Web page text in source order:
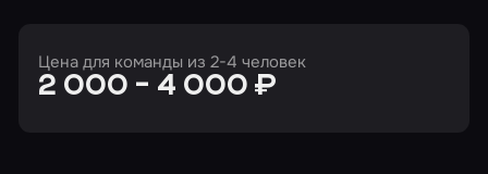
Цена для команды из 2-4 человек
2 000 - 4 000 ₽